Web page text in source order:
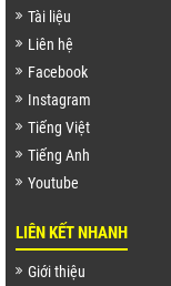
Tài liệu
Liên hệ
Facebook
Instagram
Tiếng Việt
Tiếng Anh
Youtube
LIÊN KẾT NHANH
Giới thiệu